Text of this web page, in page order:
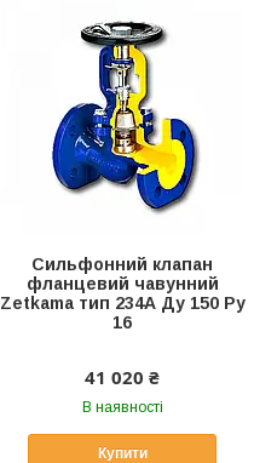
Сильфонний клапан
фланцевий чавунний
Zetkama тип 234А Ду 150 Ру
16
41 020 ₴
В наявності
Купити